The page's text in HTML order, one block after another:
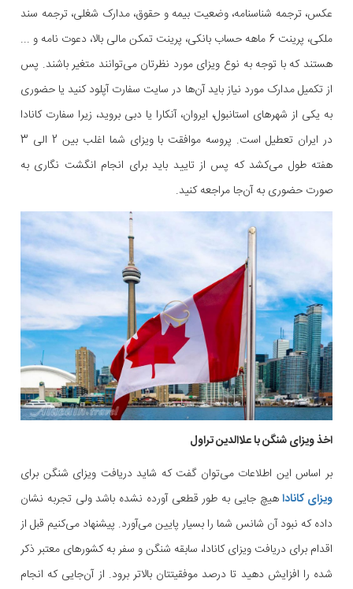
عکس، ترجمه شناسنامه، وضعیت بیمه و حقوق، مدارک شغلی، ترجمه سند
ملکی، پرینت 6 ماهه حساب بانکی، پرینت تمکن مالی بالا، دعوت نامه و ...
هستند که با توجه به نوع ویزای مورد نظرتان می‌توانند متغیر باشند. پس
از تکمیل مدارک مورد نیاز باید آن‌ها در سایت سفارت آپلود کنید یا حضوری
به یکی از شهرهای استانبول، ایروان، آنکارا یا دبی بروید، زیرا سفارت کانادا
در ایران تعطیل است. پروسه موافقت با ویزای شما اغلب بین 2 الی 3
هفته طول می‌کشد که پس از تایید باید برای انجام انگشت نگاری به
صورت حضوری به آن‌جا مراجعه کنید.
اخذ ویزای شنگن با علاالدین تراول
بر اساس این اطلاعات می‌توان گفت که شاید دریافت ویزای شنگن برای
ویزای کاناداهیچ جایی به طور قطعی آورده نشده باشد ولی تجربه نشان
داده که نبود آن شانس شما را بسیار پایین می‌آورد. پیشنهاد می‌کنیم قبل از
اقدام برای دریافت ویزای کانادا، سابقه شنگن و سفر به کشورهای معتبر ذکر
شده را افزایش دهید تا درصد موفقیتتان بالاتر برود. از آن‌جایی که انجام